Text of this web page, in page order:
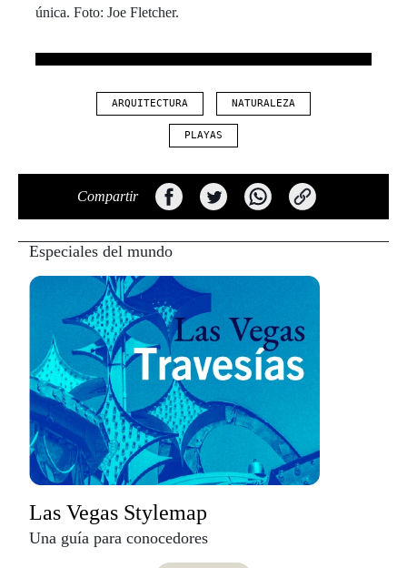
PLAYAS
Especiales del mundo
Las Vegas Stylemap
Descargar